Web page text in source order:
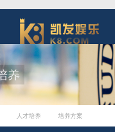
人才培养 培养方案